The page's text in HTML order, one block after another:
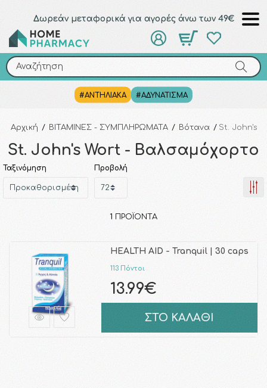
Δωρεάν μεταφορικά για αγορές άνω των 49€
Αναζήτηση
#ΑΝΤΗΛΙΑΚΑ #ΑΔΥΝΑΤΙΣΜΑ
Αναζήτηση
Αρχική / ΒΙΤΑΜΙΝΕΣ - ΣΥΜΠΛΗΡΩΜΑΤΑ / Βότανα / St. John's
St. John's Wort - Βαλσαμόχορτο
Ταξινόμηση Προβολή
1 ΠΡΟΪΌΝΤΑ
HEALTH AID - Tranquil | 30 caps
113 Πόντοι
13.99€
ΣΤΟ ΚΑΛΑΘΙ